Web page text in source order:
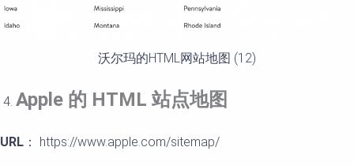
沃尔玛的HTML网站地图 (12)
Apple 的 HTML站点地图
URL ： https://www.apple.com/sitemap/